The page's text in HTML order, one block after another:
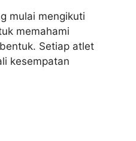
mulai mengikuti
memahami
Setiap atlet
kesempatan